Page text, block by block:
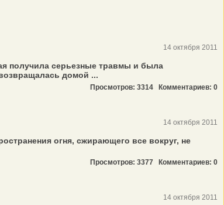
14 октября 2011
получила серьезные травмы и была
домой ...
Просмотров: 3314 Комментариев: 0
14 октября 2011
огня, сжирающего все вокруг, не
Просмотров: 3377 Комментариев: 0
14 октября 2011